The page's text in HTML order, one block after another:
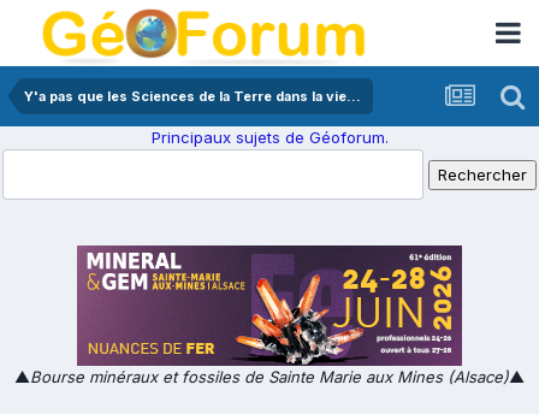
Y'a pas que les Sciences de la Terre dans la vie...
Principaux sujets de Géoforum.
▲Bourse minéraux et fossiles de Sainte Marie aux Mines (Alsace)▲